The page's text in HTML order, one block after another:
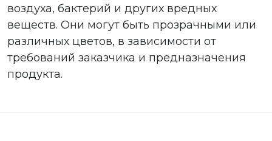
воздуха, бактерий и других вредных
веществ. Они могут быть прозрачными или
различных цветов, в зависимости от
требований заказчика и предназначения
продукта.